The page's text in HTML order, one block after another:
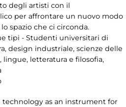
degli artisti con il
per affrontare un nuovo modo
spazio che ci circonda.
tipi - Studenti universitari di
design industriale, scienze delle
lingue, letteratura e filosofia,
technology as an instrument for